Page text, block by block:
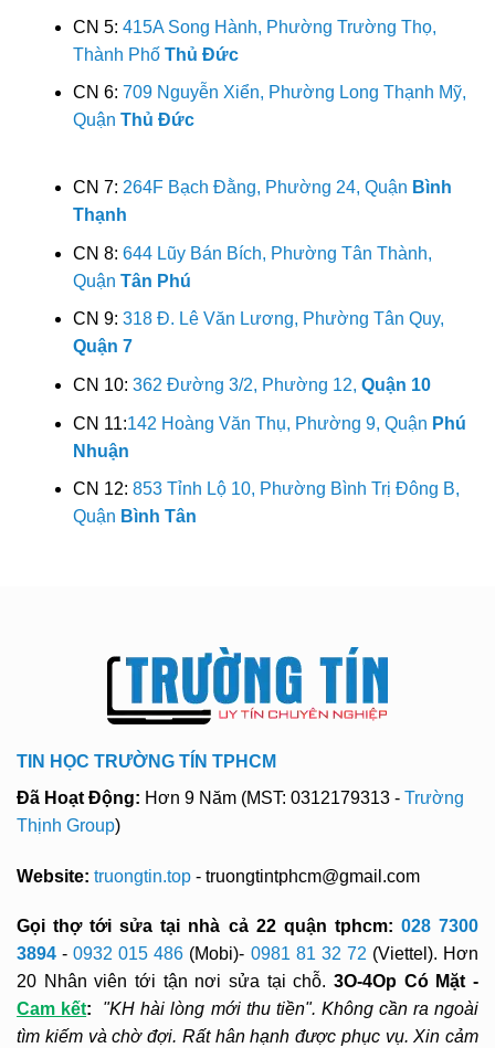
CN 5: 415A Song Hành, Phường Trường Thọ,
Thành Phố Thủ Đức
CN 6: 709 Nguyễn Xiển, Phường Long Thạnh Mỹ,
Quận Thủ Đức
CN 7: 264F Bạch Đằng, Phường 24, Quận Bình
Thạnh
CN 8: 644 Lũy Bán Bích, Phường Tân Thành,
Quận Tân Phú
CN 9: 318 Đ. Lê Văn Lương, Phường Tân Quy,
Quận 7
CN 10: 362 Đường 3/2, Phường 12, Quận 10
CN 11:142 Hoàng Văn Thụ, Phường 9, Quận Phú
Nhuận
CN 12: 853 Tỉnh Lộ 10, Phường Bình Trị Đông B,
Quận Bình Tân
TIN HỌC TRƯỜNG TÍN TPHCM
Đã Hoạt Động: Hơn 9 Năm (MST: 0312179313 - Trường
Thịnh Group)
Website: truongtin.top - truongtintphcm@gmail.com
Gọi thợ tới sửa tại nhà cả 22 quận tphcm: 028 7300
3894-0932 015 486 (Mobi)- 0981 81 32 72 (Viettel). Hơn
20 Nhân viên tới tận nơi sửa tại chỗ. 3O-4Op Có Mặt -
Cam kết:
"KH hài lòng mới thu tiền". Không cần ra ngoài
tìm kiếm và chờ đợi. Rất hân hạnh được phục vụ. Xin cảm